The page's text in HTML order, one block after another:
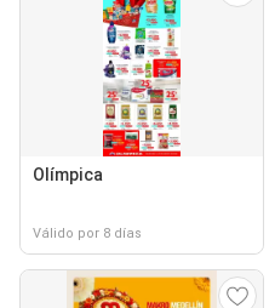
Olímpica
Válido por 8 días